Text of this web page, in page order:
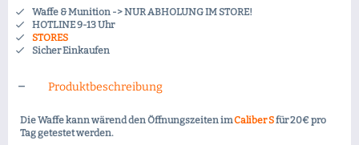
Waffe & Munition -> NUR ABHOLUNG IM STORE!
HOTLINE 9-13 Uhr
STORES
Sicher Einkaufen
Produktbeschreibung
Die Waffe kann wärend den Öffnungszeiten imCaliber Sfür 20€ pro
Tag getestet werden.